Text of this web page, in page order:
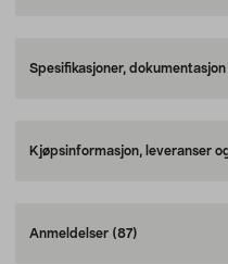
Spesifikasjoner,
Kjøpsinformasjon, leveranser
Anmeldelser (87)